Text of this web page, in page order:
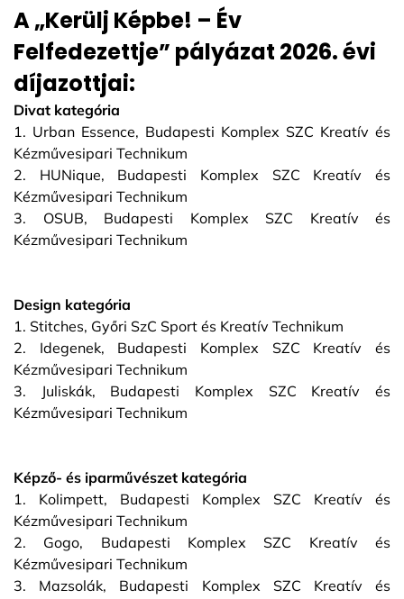
A „Kerülj Képbe! – Év
Felfedezettje” pályázat 2026. évi
díjazottjai:
Divat kategória
1. Urban Essence, Budapesti Komplex SZC Kreatív és
Kézművesipari Technikum
2. HUNique, Budapesti Komplex SZC Kreatív és
Kézművesipari Technikum
3. OSUB, Budapesti Komplex SZC Kreatív és
Kézművesipari Technikum
Design kategória
1. Stitches, Győri SzC Sport és Kreatív Technikum
2. Idegenek, Budapesti Komplex SZC Kreatív és
Kézművesipari Technikum
3. Juliskák, Budapesti Komplex SZC Kreatív és
Kézművesipari Technikum
Képző- és iparművészet kategória
1. Kolimpett, Budapesti Komplex SZC Kreatív és
Kézművesipari Technikum
2. Gogo, Budapesti Komplex SZC Kreatív és
Kézművesipari Technikum
3. Mazsolák, Budapesti Komplex SZC Kreatív és